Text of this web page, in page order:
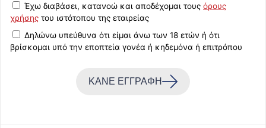
Έχω διαβάσει, κατανοώ και αποδέχομαι τους όρους
χρήσης του ιστότοπου της εταιρείας
Δηλώνω υπεύθυνα ότι είμαι άνω των 18 ετών ή ότι
βρίσκομαι υπό την εποπτεία γονέα ή κηδεμόνα ή επιτρόπου
ΚΑΝΕ ΕΓΓΡΑΦΗ